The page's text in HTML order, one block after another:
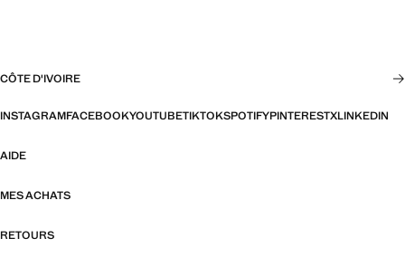
CÔTE D'IVOIRE
INSTAGRAMFACEBOOKYOUTUBETIKTOKSPOTIFYPINTERESTXLINKEDIN
AIDE
MES ACHATS
RETOURS